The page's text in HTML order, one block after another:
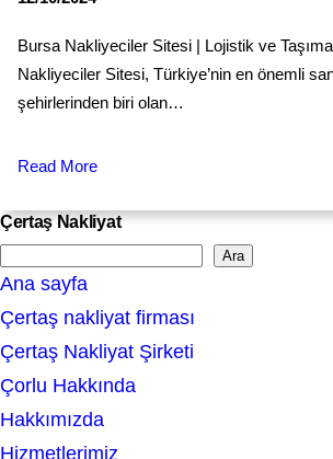
Bursa Nakliyeciler Sitesi | Lojistik ve
Nakliyeciler Sitesi, Türkiye’nin en önemli
şehirlerinden biri olan…
Read More
Çertaş Nakliyat
e
a
r
c
h
Ara
Ana sayfa
Çertaş nakliyat firması
Çertaş Nakliyat Şirketi
Çorlu Hakkında
Hakkımızda
Hizmetlerimiz